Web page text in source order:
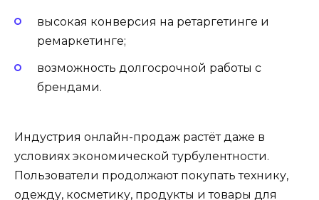
высокая конверсия на ретаргетинге и
ремаркетинге;
возможность долгосрочной работы с
брендами.
Индустрия онлайн-продаж растёт даже в
условиях экономической турбулентности.
Пользователи продолжают покупать технику,
одежду, косметику, продукты и товары для